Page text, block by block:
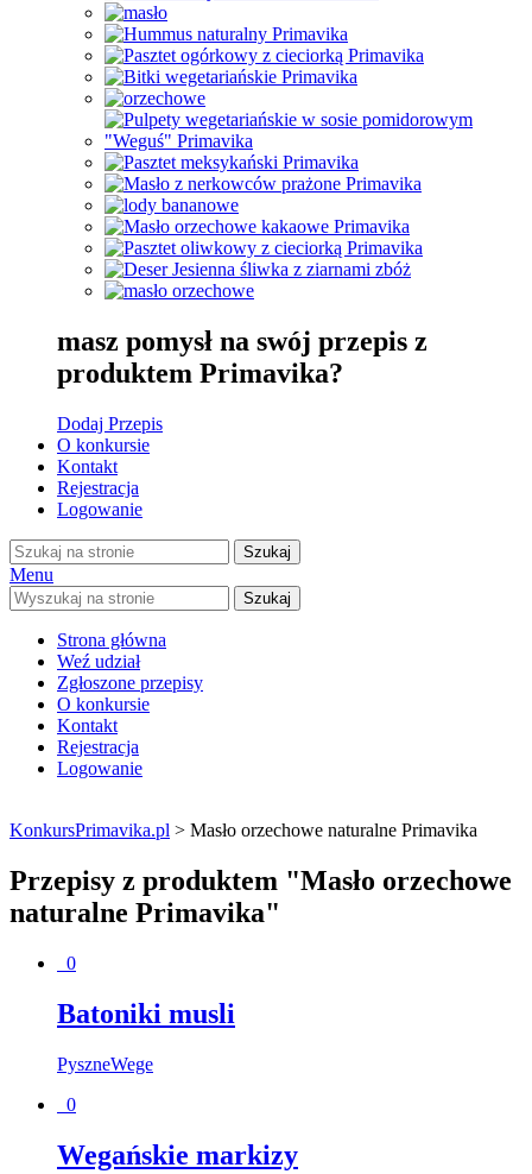
masz pomysł na swój przepis z
produktem Primavika?
Dodaj Przepis
O konkursie
Kontakt
Rejestracja
Logowanie
Szukaj
Menu
Szukaj
Strona główna
Weź udział
Zgłoszone przepisy
O konkursie
Kontakt
Rejestracja
Logowanie
KonkursPrimavika.pl > Masło orzechowe naturalne Primavika
Przepisy z produktem "Masło orzechowe
naturalne Primavika"
0
Batoniki musli
PyszneWege
0
Wegańskie markizy